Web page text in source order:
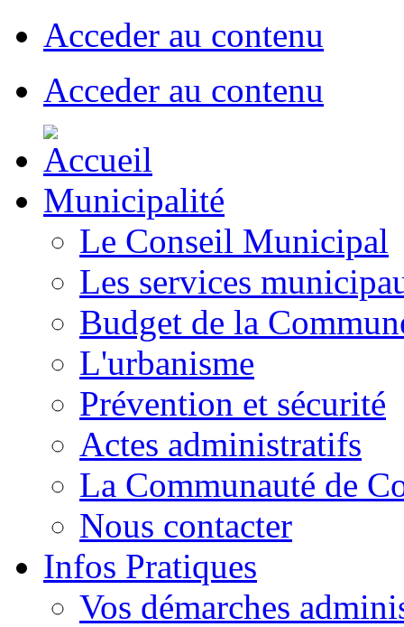
Acceder au contenu
Acceder au contenu
Municipalité
Le Conseil Municipal
Les services
Budget de la
L'urbanisme
Prévention et sécurité
Actes administratifs
La Communauté de
Nous contacter
Infos Pratiques
Vos démarches